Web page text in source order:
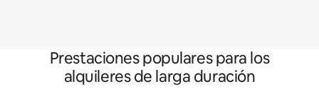
Prestaciones populares para los
alquileres de larga duración